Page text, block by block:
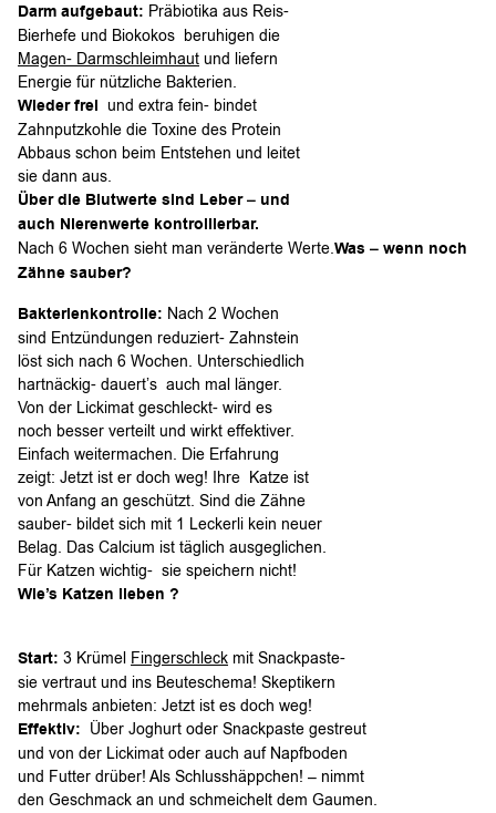
Darm aufgebaut: Präbiotika aus Reis-
Bierhefe und Biokokos beruhigen die
Magen- Darmschleimhaut und liefern
Energie für nützliche Bakterien.
Wieder frei und extra fein- bindet
Zahnputzkohle die Toxine des Protein
Abbaus schon beim Entstehen und leitet
sie dann aus.
Über die Blutwerte sind Leber – und
auch Nierenwerte kontrollierbar.
Nach 6 Wochen sieht man veränderte Werte.Was – wenn noch
Zähne sauber?
Bakterienkontrolle: Nach 2 Wochen
sind Entzündungen reduziert- Zahnstein
löst sich nach 6 Wochen. Unterschiedlich
hartnäckig- dauert’s auch mal länger.
Von der Lickimat geschleckt- wird es
noch besser verteilt und wirkt effektiver.
Einfach weitermachen. Die Erfahrung
zeigt: Jetzt ist er doch weg! Ihre Katze ist
von Anfang an geschützt. Sind die Zähne
sauber- bildet sich mit 1 Leckerli kein neuer
Belag. Das Calcium ist täglich ausgeglichen.
Für Katzen wichtig- sie speichern nicht!
Wie’s Katzen lieben ?
Start: 3 Krümel Fingerschleck mit Snackpaste-
sie vertraut und ins Beuteschema! Skeptikern
mehrmals anbieten: Jetzt ist es doch weg!
Effektiv: Über Joghurt oder Snackpaste gestreut
und von der Lickimat oder auch auf Napfboden
und Futter drüber! Als Schlusshäppchen! – nimmt
den Geschmack an und schmeichelt dem Gaumen.